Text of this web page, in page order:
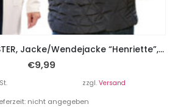
PAPIERSCHNITTMUSTER, Jacke/Wendejacke “Henriette”, Gr. 158 – 46
€9,99
zzgl. Versand
nicht angegeben